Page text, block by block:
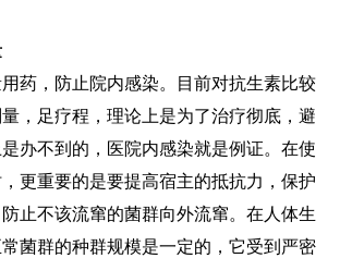
，防止院内感染。目前对抗生素比较
，足疗程，理论上是为了治疗彻底，避
办不到的，医院内感染就是例证。在使
更重要的是要提高宿主的抵抗力，保护
止不该流窜的菌群向外流窜。在人体生
菌群的种群规模是一定的，它受到严密